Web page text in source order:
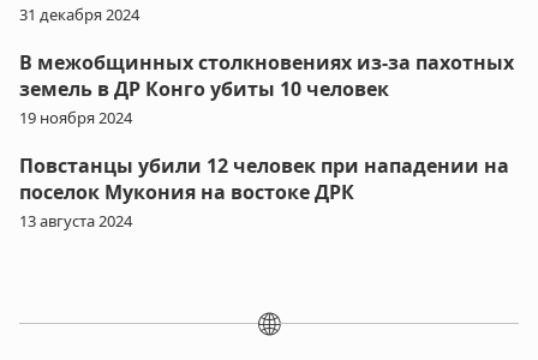
31 декабря 2024
В межобщинных столкновениях из-за пахотных
земель в ДР Конго убиты 10 человек
19 ноября 2024
Повстанцы убили 12 человек при нападении на
поселок Мукония на востоке ДРК
13 августа 2024
🌐